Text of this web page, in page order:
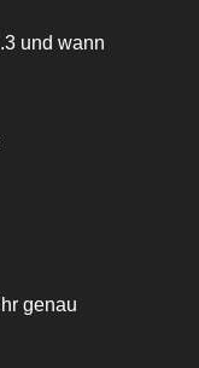
und wann
genau